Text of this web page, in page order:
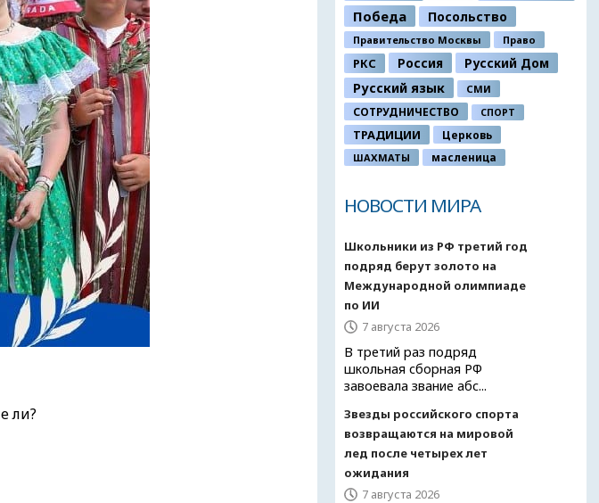
ли?
Победа Посольство
Правительство Москвы Право
РКС Россия
Русский Дом
Русский язык
СМИ
СОТРУДНИЧЕСТВО СПОРТ
ТРАДИЦИИ Церковь
ШАХМАТЫ масленица
НОВОСТИ МИРА
Школьники из РФ третий год
подряд берут золото на
Международной олимпиаде
по ИИ
7 августа 2026
В третий раз подряд
школьная сборная РФ
завоевала звание абс...
Звезды российского спорта
возвращаются на мировой
лед после четырех лет
ожидания
7 августа 2026